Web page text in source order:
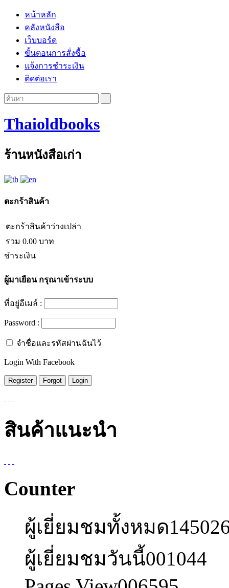
หน้าหลัก
คลังหนังสือ
เว็บบอร์ด
ขั้นตอนการสั่งซื้อ
แจ้งการชำระเงิน
ติดต่อเรา
Thaioldbooks
ร้านหนังสือเก่า
ตะกร้าสินค้า
ตะกร้าสินค้าว่างเปล่า
รวม 0.00 บาท
ชำระเงิน
ผู้มาเยือนกรุณาเข้าระบบ
ที่อยู่อีเมล์ :
Password :
จำชื่อและรหัสผ่านฉันไว้
Login With Facebook
สินค้าแนะนำ
Counter
ผู้เยี่ยมชมทั้งหมด
ผู้เยี่ยมชมวันนี้001044